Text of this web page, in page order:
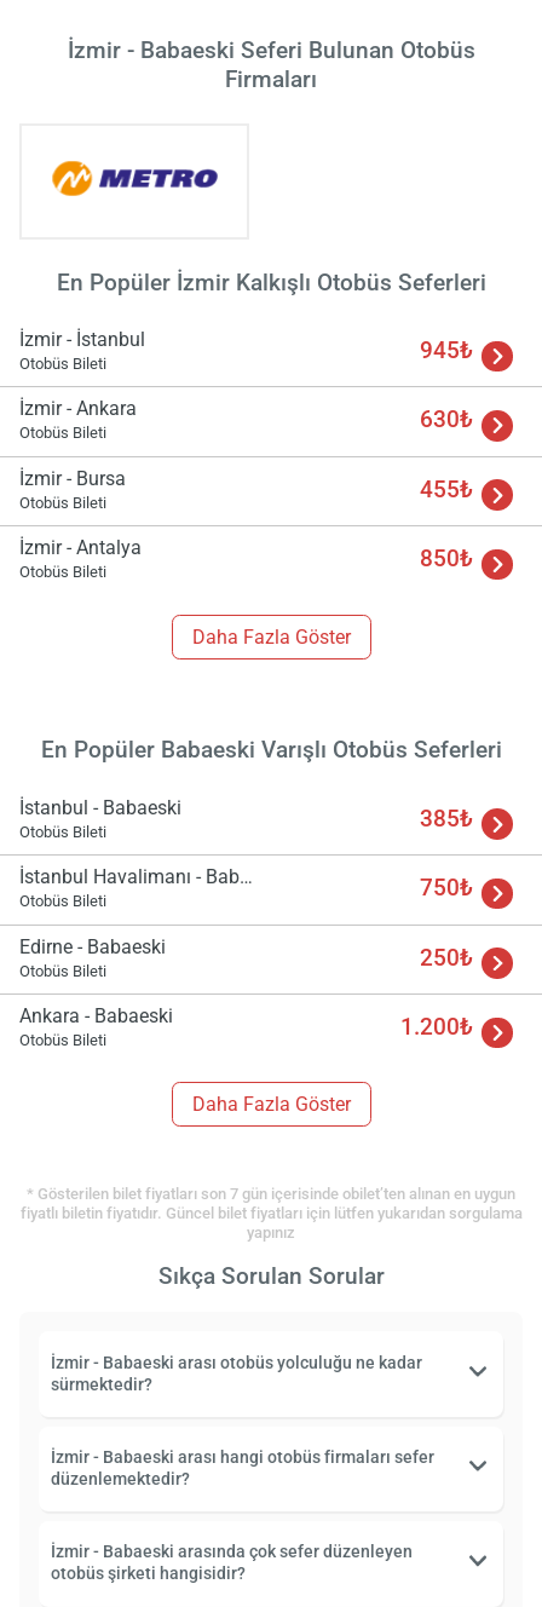
İzmir - Babaeski Seferi Bulunan Otobüs
Firmaları
En Popüler İzmir Kalkışlı Otobüs Seferleri
İzmir - İstanbul
Otobüs Bileti 945₺
İzmir - Ankara
Otobüs Bileti 630₺
İzmir - Bursa
Otobüs Bileti 455₺
İzmir - Antalya
Otobüs Bileti 850₺
Daha Fazla Göster
En Popüler Babaeski Varışlı Otobüs Seferleri
İstanbul - Babaeski
Otobüs Bileti 385₺
İstanbul Havalimanı - Babaeski
Otobüs Bileti 750₺
Edirne - Babaeski
Otobüs Bileti 250₺
Ankara - Babaeski
Otobüs Bileti 1.200₺
Daha Fazla Göster
* Gösterilen bilet fiyatları son 7 gün içerisinde obilet’ten alınan en uygun
fiyatlı biletin fiyatıdır. Güncel bilet fiyatları için lütfen yukarıdan sorgulama
yapınız
Sıkça Sorulan Sorular
İzmir - Babaeski arası otobüs yolculuğu ne kadar
sürmektedir?
İzmir - Babaeski arası hangi otobüs firmaları sefer
düzenlemektedir?
İzmir - Babaeski arasında çok sefer düzenleyen
otobüs şirketi hangisidir?